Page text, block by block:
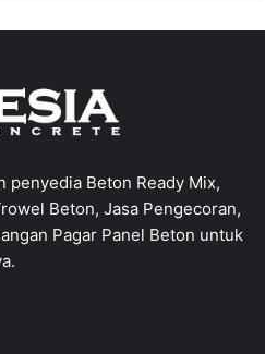
penyedia Beton Ready Mix,
Beton, Jasa Pengecoran,
Pagar Panel Beton untuk